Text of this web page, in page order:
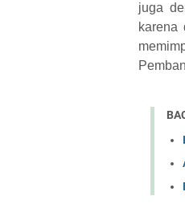
juga
karena